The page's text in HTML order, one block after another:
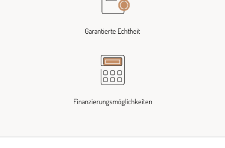
Garantierte Echtheit
Finanzierungsmöglichkeiten